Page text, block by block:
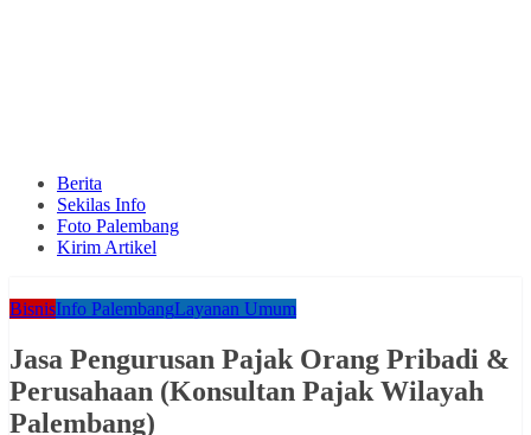
Berita
Sekilas Info
Foto Palembang
Kirim Artikel
BisnisInfo PalembangLayanan Umum
Jasa Pengurusan Pajak Orang Pribadi &
Perusahaan (Konsultan Pajak Wilayah
Palembang)